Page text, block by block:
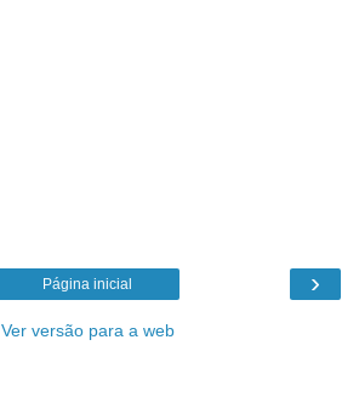
›
Página inicial
Ver versão para a web